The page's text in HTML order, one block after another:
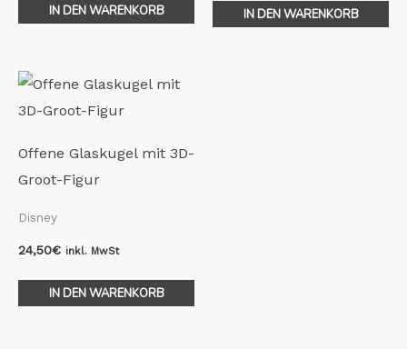
IN DEN WARENKORB IN DEN WARENKORB
Offene Glaskugel mit 3D-
Groot-Figur
Disney
24,50€ inkl. MwSt
IN DEN WARENKORB